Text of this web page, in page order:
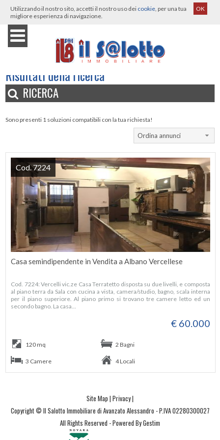
Utilizzando il nostro sito, accetti il nostro uso dei cookie, per una tua
migliore esperienza di navigazione.
OK
Immobili› Albano Vercellese › Risultati della ricerca
Risultati della ricerca
RICERCA
Sono presenti 1 soluzioni compatibili con la tua richiesta!
Ordina annunci
Casa semindipendente in Vendita a Albano Vercellese
Cod. 7224: Vercelli vic.ze Casa Terratetto disposta su due livelli, e composta
al piano terra da Sala con cucina a vista, camera/studio, bagno, scala interna
per il piano superiore. Al piano primo si trovano tre camere letto ed un
secondo bagno. La casa...
€ 60.000
Cod. 7224
120 mq 2 Bagni
3 Camere 4 Locali
Site Map | Privacy|
Copyright © Il Salotto Immobiliare di Avanzato Alessandro - P.IVA 02280300027
All Rights Reserved -Powered By Gestim